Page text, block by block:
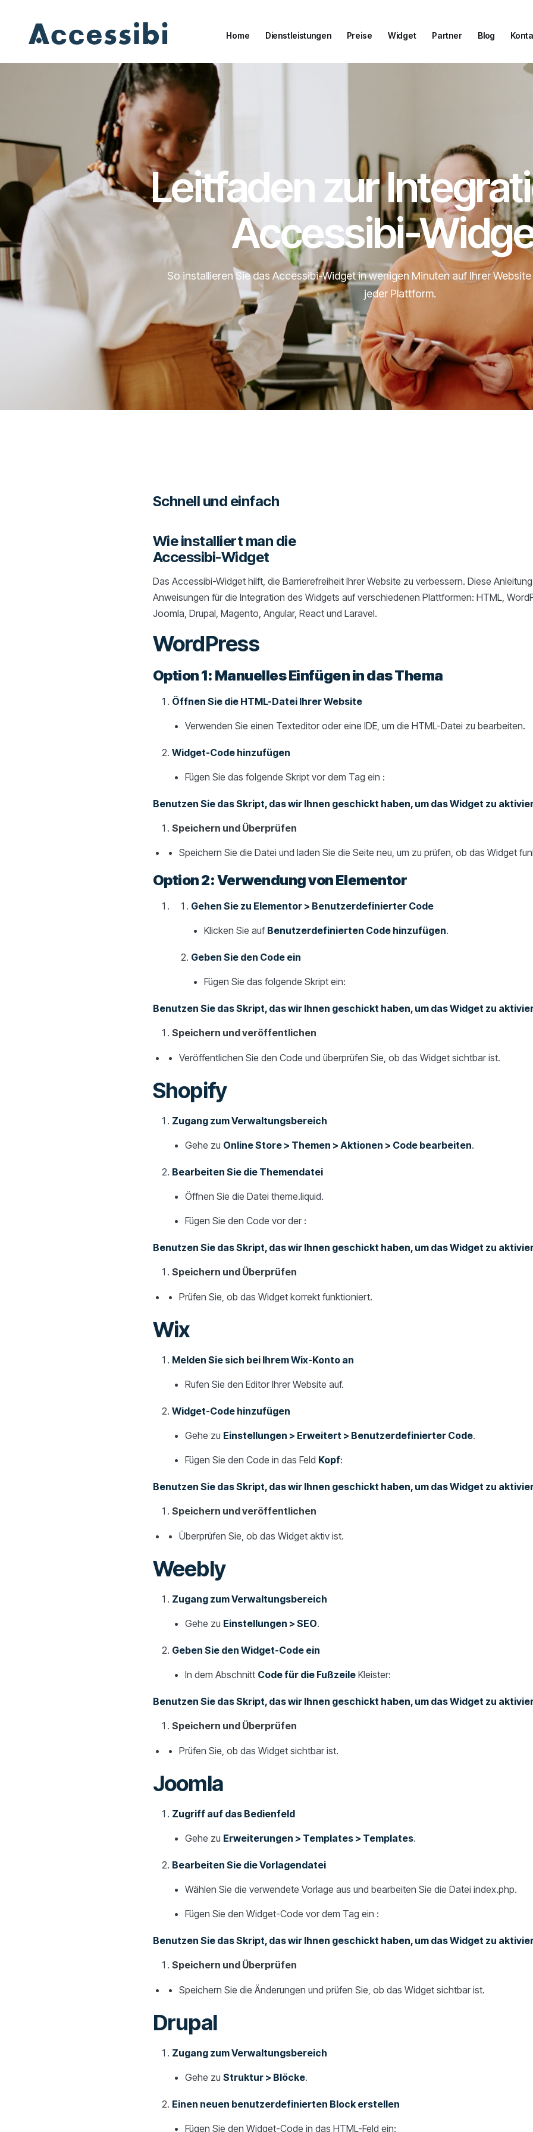
Home
Dienstleistungen
Preise
Widget
Partner
Blog
Leitfaden zur
Accessibi-
So installieren Sie das Accessibi-Widget in wenigen Minuten auf Ihrer
jeder Plattform.
Schnell und einfach
Wie installiert man die
Accessibi-Widget
Das Accessibi-Widget hilft, die Barrierefreiheit Ihrer Website zu verbessern. Diese
Anweisungen für die Integration des Widgets auf verschiedenen Plattformen: HTML,
Joomla, Drupal, Magento, Angular, React und Laravel.
WordPress
Option 1: Manuelles Einfügen in das Thema
Öffnen Sie die HTML-Datei Ihrer Website
Verwenden Sie einen Texteditor oder eine IDE, um die HTML-Datei zu bearbeiten.
Widget-Code hinzufügen
Fügen Sie das folgende Skript vor dem Tag ein :
Benutzen Sie das Skript, das wir Ihnen geschickt haben, um das Widget zu
Speichern und Überprüfen
Speichern Sie die Datei und laden Sie die Seite neu, um zu prüfen, ob das Widget
Option 2: Verwendung von Elementor
Gehen Sie zu Elementor > Benutzerdefinierter Code
Klicken Sie auf Benutzerdefinierten Code hinzufügen.
Geben Sie den Code ein
Fügen Sie das folgende Skript ein:
Benutzen Sie das Skript, das wir Ihnen geschickt haben, um das Widget zu
Speichern und veröffentlichen
Veröffentlichen Sie den Code und überprüfen Sie, ob das Widget sichtbar ist.
Shopify
Zugang zum Verwaltungsbereich
Gehe zu Online Store > Themen > Aktionen > Code bearbeiten.
Bearbeiten Sie die Themendatei
Öffnen Sie die Datei theme.liquid.
Fügen Sie den Code vor der :
Benutzen Sie das Skript, das wir Ihnen geschickt haben, um das Widget zu
Speichern und Überprüfen
Prüfen Sie, ob das Widget korrekt funktioniert.
Wix
Melden Sie sich bei Ihrem Wix-Konto an
Rufen Sie den Editor Ihrer Website auf.
Widget-Code hinzufügen
Gehe zu Einstellungen > Erweitert > Benutzerdefinierter Code.
Fügen Sie den Code in das Feld Kopf:
Benutzen Sie das Skript, das wir Ihnen geschickt haben, um das Widget zu
Speichern und veröffentlichen
Überprüfen Sie, ob das Widget aktiv ist.
Weebly
Zugang zum Verwaltungsbereich
Gehe zu Einstellungen > SEO.
Geben Sie den Widget-Code ein
In dem Abschnitt Code für die FußzeileKleister:
Benutzen Sie das Skript, das wir Ihnen geschickt haben, um das Widget zu
Speichern und Überprüfen
Prüfen Sie, ob das Widget sichtbar ist.
Joomla
Zugriff auf das Bedienfeld
Gehe zu Erweiterungen > Templates > Templates.
Bearbeiten Sie die Vorlagendatei
Wählen Sie die verwendete Vorlage aus und bearbeiten Sie die Datei index.php.
Fügen Sie den Widget-Code vor dem Tag ein :
Benutzen Sie das Skript, das wir Ihnen geschickt haben, um das Widget zu
Speichern und Überprüfen
Speichern Sie die Änderungen und prüfen Sie, ob das Widget sichtbar ist.
Drupal
Zugang zum Verwaltungsbereich
Gehe zu Struktur > Blöcke.
Einen neuen benutzerdefinierten Block erstellen
Fügen Sie den Widget-Code in das HTML-Feld ein: